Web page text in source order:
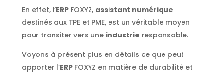
En effet, l’ERPFOXYZ, assistant numérique
destinés aux TPE et PME, est un véritable moyen
pour transiter vers une industrie responsable.
Voyons à présent plus en détails ce que peut
apporter l’ERPFOXYZ en matière de durabilité et